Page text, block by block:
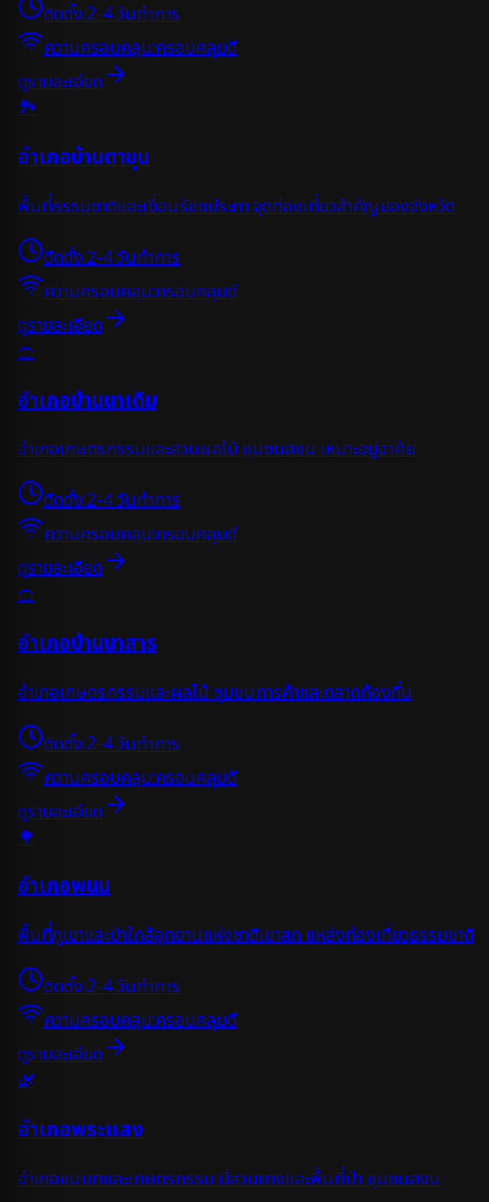
ติดตั้ง:2-4 วันทำการ
ความครอบคลุม:ครอบคลุมดี
ดูรายละเอียด
🏞️
อำเภอบ้านตาขุน
พื้นที่ธรรมชาติและเขื่อนรัชชประภา จุดท่องเที่ยวสำคัญของจังหวัด
ติดตั้ง:2-4 วันทำการ
ความครอบคลุม:ครอบคลุมดี
ดูรายละเอียด
🍊
อำเภอบ้านนาเดิม
อำเภอเกษตรกรรมและสวนผลไม้ ชุมชนสงบ เหมาะอยู่อาศัย
ติดตั้ง:2-4 วันทำการ
ความครอบคลุม:ครอบคลุมดี
ดูรายละเอียด
🍊
อำเภอบ้านนาสาร
อำเภอเกษตรกรรมและผลไม้ ชุมชนการค้าและตลาดท้องถิ่น
ติดตั้ง:2-4 วันทำการ
ความครอบคลุม:ครอบคลุมดี
ดูรายละเอียด
🌳
อำเภอพนม
พื้นที่ภูเขาและป่าใกล้อุทยานแห่งชาติเขาสก แหล่งท่องเที่ยวธรรมชาติ
ติดตั้ง:2-4 วันทำการ
ความครอบคลุม:ครอบคลุมดี
ดูรายละเอียด
🌿
อำเภอพระแสง
อำเภอชนบทและเกษตรกรรม มีสวนยางและพื้นที่ป่า ชุมชนสงบ